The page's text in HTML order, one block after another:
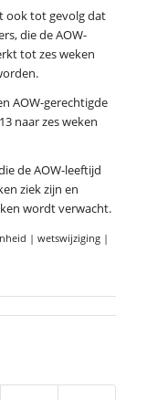
ook tot gevolg dat
die de AOW-
tot zes weken
AOW-gerechtigde
naar zes weken
de AOW-leeftijd
ziek zijn en
wordt verwacht.
| wetswijziging |